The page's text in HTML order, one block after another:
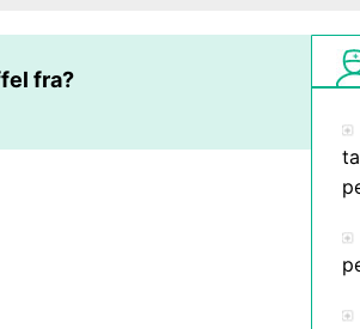
fra?